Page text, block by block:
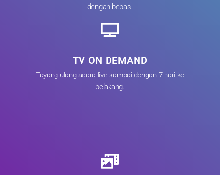
dengan bebas.
TV ON DEMAND
Tayang ulang acara live sampai dengan 7 hari ke
belakang.